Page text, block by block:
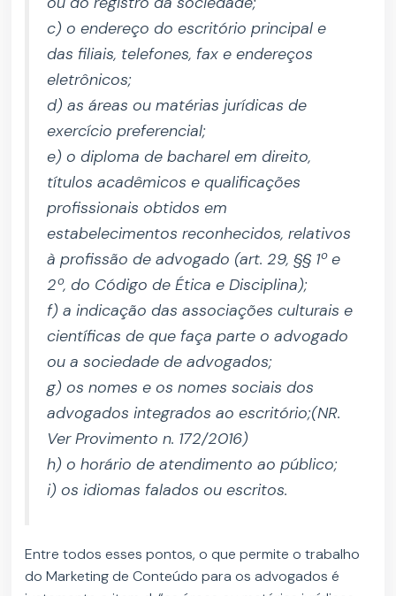
c) o endereço do escritório principal e
das filiais, telefones, fax e endereços
eletrônicos;
d) as áreas ou matérias jurídicas de
exercício preferencial;
e) o diploma de bacharel em direito,
títulos acadêmicos e qualificações
profissionais obtidos em
estabelecimentos reconhecidos, relativos
à profissão de advogado (art. 29, §§ 1º e
2º, do Código de Ética e Disciplina);
f) a indicação das associações culturais e
científicas de que faça parte o advogado
ou a sociedade de advogados;
g) os nomes e os nomes sociais dos
advogados integrados ao escritório;(NR.
Ver Provimento n. 172/2016)
h) o horário de atendimento ao público;
i) os idiomas falados ou escritos.
Entre todos esses pontos, o que permite o trabalho
do Marketing de Conteúdo para os advogados é